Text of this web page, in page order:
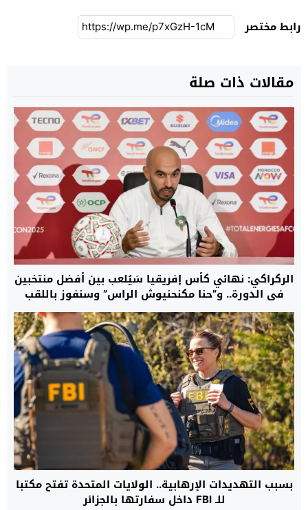
رابط مختصر
مقالات ذات صلة
الركراكي: نهائي كأس إفريقيا سَيُلعب بين أفضل منتخبين
في الدورة.. و”حنا مكنحنيوش الراس” وسنفوز باللقب
بسبب التهديدات الإرهابية.. الولايات المتحدة تفتح مكتبا
للـ FBI داخل سفارتها بالجزائر